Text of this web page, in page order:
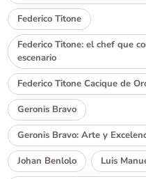
Federico Titone
Federico Titone: el chef que
escenario
Federico Titone Cacique de
Geronis Bravo
Geronis Bravo: Arte y
Johan Benlolo Luis